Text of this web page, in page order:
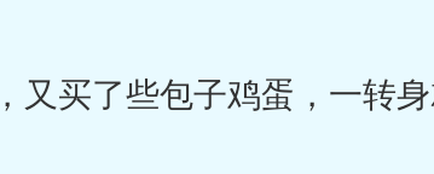
买了些包子鸡蛋，一转